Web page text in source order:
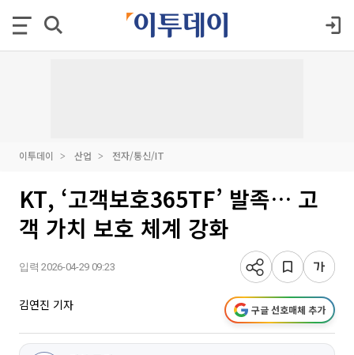
이투데이 산업 전자/통신/IT
KT, ‘고객보호365TF’ 발족… 고
객 가치 보호 체계 강화
입력 2026-04-29 09:23
김연진 기자 구글 선호매체 추가